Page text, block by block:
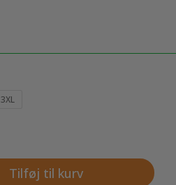
3XL
Tilføj til kurv